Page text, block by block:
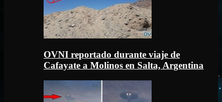
OVNI reportado durante viaje de
Cafayate a Molinos en Salta, Argentina